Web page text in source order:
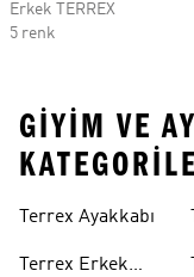
Erkek TERREX
5 renk
GIYIM VE
Terrex Ayakkabı
Terrex Erkek